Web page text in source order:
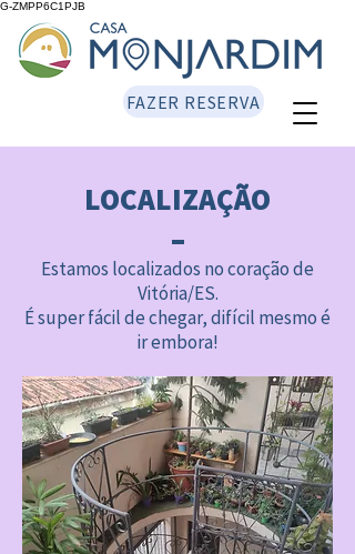
G-ZMPP6C1PJB
FAZER RESERVA
LOCALIZAÇÃO
Estamos localizados no coração de
Vitória/ES.
É super fácil de chegar, difícil mesmo é
ir embora!